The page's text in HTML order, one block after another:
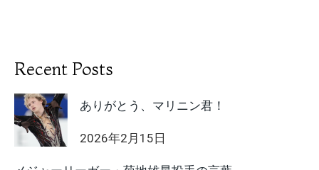
Recent Posts
ありがとう、マリニン君！
2026年2月15日